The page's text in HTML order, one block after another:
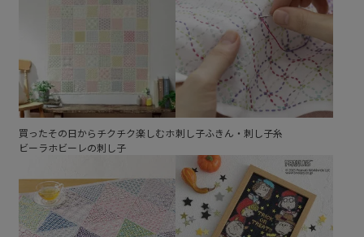
買ったその日からチクチク楽しむホ
ビーラホビーレの刺し子
刺し子ふきん・刺し子糸